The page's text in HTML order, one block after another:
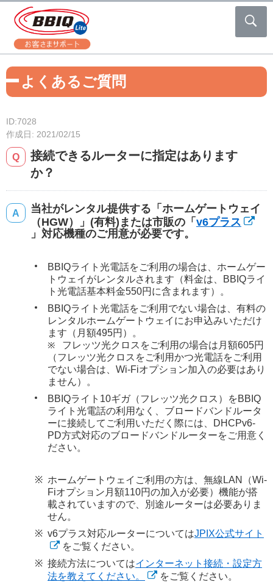
よくあるご質問
ID:7028
作成日: 2021/02/15
接続できるルーターに指定はあります
か？
当社がレンタル提供する「ホームゲートウェイ
（HGW）」(有料)または市販の「 v6プラス
」対応機種のご用意が必要です。
BBIQライト光電話をご利用の場合は、ホームゲー
トウェイがレンタルされます（料金は、BBIQライ
ト光電話基本料金550円に含まれます）。
BBIQライト光電話をご利用でない場合は、有料の
レンタルホームゲートウェイにお申込みいただけ
ます（月額495円）。
フレッツ光クロスをご利用の場合は月額605円
（フレッツ光クロスをご利用かつ光電話をご利用
でない場合は、Wi-Fiオプション加入の必要はあり
ません）。
BBIQライト10ギガ（フレッツ光クロス）をBBIQ
ライト光電話の利用なく、ブロードバンドルータ
ーに接続してご利用いただく際には、DHCPv6-
PD方式対応のブロードバンドルーターをご用意く
ださい。
ホームゲートウェイご利用の方は、無線LAN（Wi-
Fiオプション月額110円の加入が必要）機能が搭
載されていますので、別途ルーターは必要ありま
せん。
v6プラス対応ルーターについてはJPIX公式サイト
をご覧ください。
接続方法についてはインターネット接続・設定方
法を教えてください。
をご覧ください。